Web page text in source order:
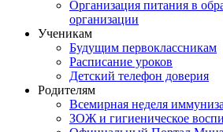
Организация питания в
организации
Ученикам
Будущим первоклассникам
Расписание уроков
Детский телефон доверия
Родителям
Всемирная неделя
ЗОЖ и гигиеническое